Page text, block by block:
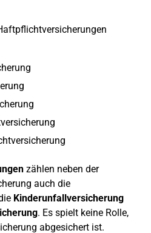
zählen neben der
auch die
Kinderunfallversicherung
. Es spielt keine Rolle,
abgesichert ist.